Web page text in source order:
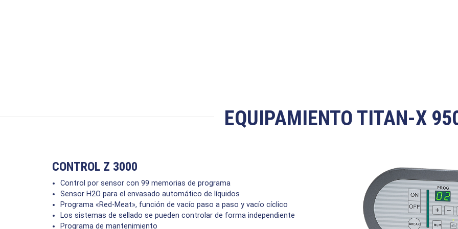
EQUIPAMIENTO TITAN-X
CONTROL Z 3000
Control por sensor con 99 memorias de programa
Sensor H2O para el envasado automático de líquidos
Programa «Red-Meat», función de vacío paso a paso y vacío cíclico
Los sistemas de sellado se pueden controlar de forma independiente
Programa de mantenimiento